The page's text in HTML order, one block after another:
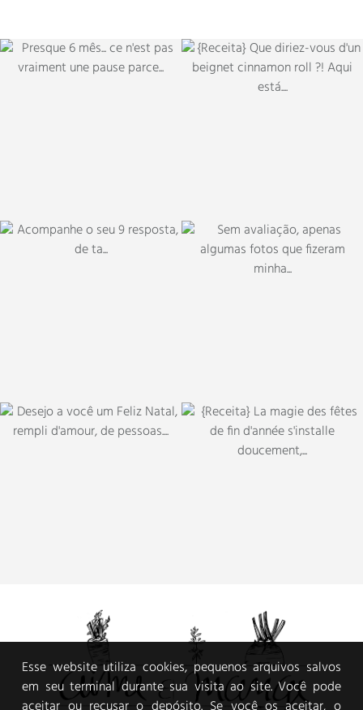
Esse website utiliza cookies, pequenos arquivos salvos
em seu terminal durante sua visita ao site. Você pode